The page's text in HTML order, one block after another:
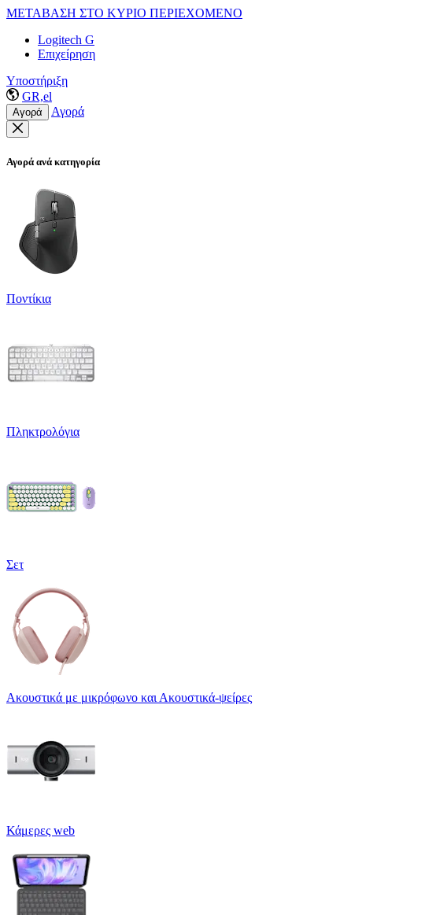
ΜΕΤΑΒΑΣΗ ΣΤΟ ΚΥΡΙΟ ΠΕΡΙΕΧΟΜΕΝΟ
Logitech G
Επιχείρηση
Υποστήριξη
GR,el
Αγορά Αγορά
Αγορά ανά κατηγορία
Ποντίκια
Πληκτρολόγια
Σετ
Ακουστικά με μικρόφωνο και Ακουστικά-ψείρες
Κάμερες web